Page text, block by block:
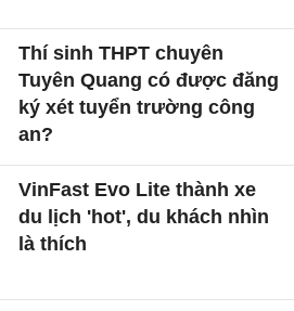
Thí sinh THPT chuyên
Tuyên Quang có được đăng
ký xét tuyển trường công
an?
VinFast Evo Lite thành xe
du lịch 'hot', du khách nhìn
là thích